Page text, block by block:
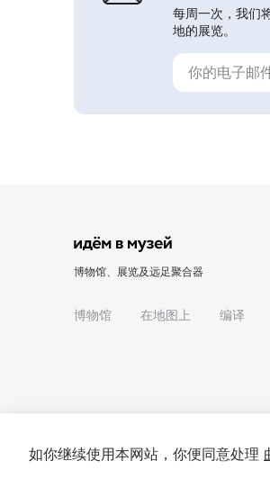
每周一次，我们
地的展览。
博物馆、展览及远足聚合器
博物馆 在地图上 编译
如你继续使用本网站，你便同意处理